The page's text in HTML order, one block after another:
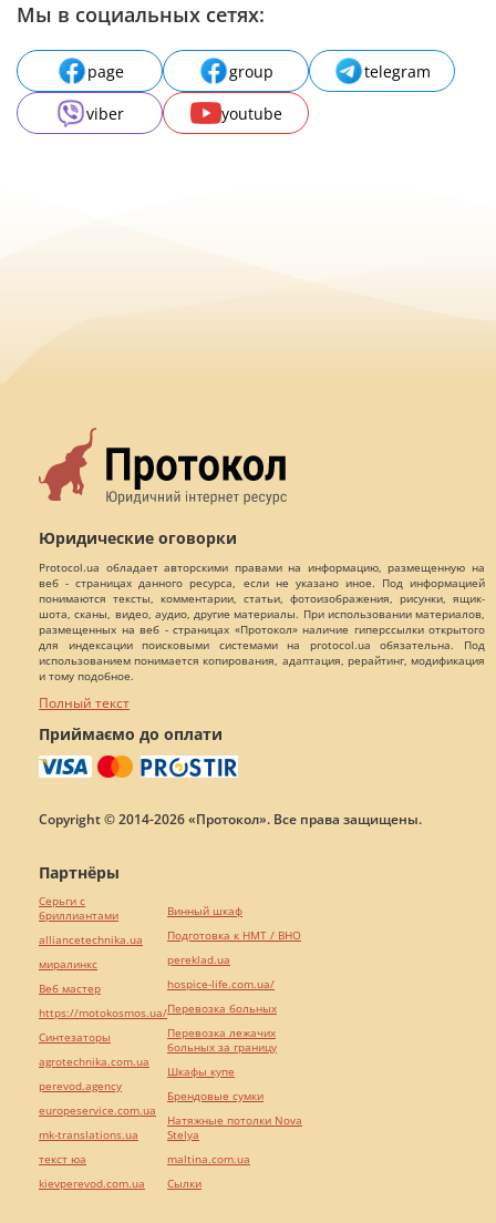
Мы в социальных сетях:
page group
telegram
viber
youtube
Юридические оговорки
Protocol.ua обладает авторскими правами на информацию, размещенную на
веб - страницах данного ресурса, если не указано иное. Под информацией
понимаются тексты, комментарии, статьи, фотоизображения, рисунки, ящик-
шота, сканы, видео, аудио, другие материалы. При использовании материалов,
размещенных на веб - страницах «Протокол» наличие гиперссылки открытого
для индексации поисковыми системами на protocol.ua обязательна. Под
использованием понимается копирования, адаптация, рерайтинг, модификация
и тому подобное.
Полный текст
Приймаємо до оплати
Copyright © 2014-2026 «Протокол». Все права защищены.
Партнёры
Серьги с
бриллиантами
alliancetechnika.ua
миралинкс
Веб мастер
https://motokosmos.ua/
Синтезаторы
agrotechnika.com.ua
perevod.agency
europeservice.com.ua
mk-translations.ua
текст юа
kievperevod.com.ua
Винный шкаф
Подготовка к НМТ / ВНО
pereklad.ua
hospice-life.com.ua/
Перевозка больных
Перевозка лежачих
больных за границу
Шкафы купе
Брендовые сумки
Натяжные потолки Nova
Stelya
maltina.com.ua
Cылки